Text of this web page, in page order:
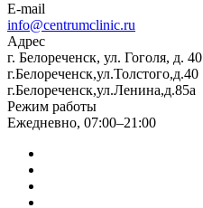
E-mail
info@centrumclinic.ru
Адрес
г. Белореченск, ул. Гоголя, д. 40
г.Белореченск,ул.Толстого,д.40
г.Белореченск,ул.Ленина,д.85а
Режим работы
Ежедневно, 07:00–21:00